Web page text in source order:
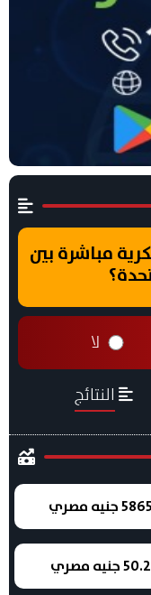
مباشرة بين
لا
النتائج
5865 جنيه مصري
جنيه مصري